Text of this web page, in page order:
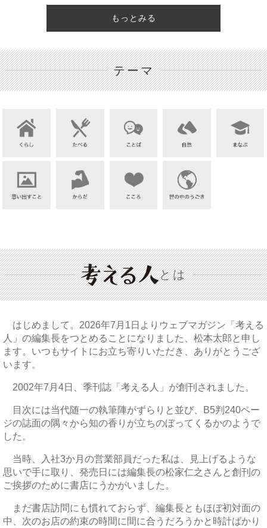
もっとみる
テーマ
とは
はじめまして。2026年7月1日よりウェブマガジン「考える
人」の編集長をつとめることになりました、松本太郎と申し
ます。いつもサイトにお立ち寄りいただき、ありがとうござ
います。
2002年7月4日、季刊誌「考える人」が創刊されました。
目次には当代随一の執筆陣がずらりと並び、B5判240ペー
ジの誌面の隅々から知の香りが立ちのぼってくるかのようで
した。
当時、入社3か月の営業部員だった私は、見上げるような
思いで手に取り、発売日には編集長の松家仁之さんと創刊の
ご挨拶のために書店にうかがいました。
まだ書店訪問にも慣れておらず、編集長ともほぼ初対面の
中、次のお店の約束の時間に間に合うだろうかと時計ばかり